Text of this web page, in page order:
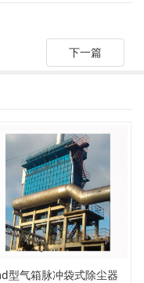
下一篇
型气箱脉冲袋式除尘器